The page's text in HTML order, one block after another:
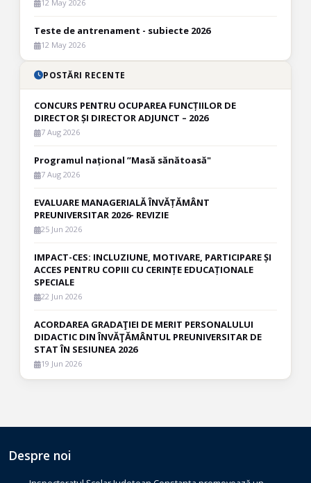
12 May 2026
Teste de antrenament - subiecte 2026
12 May 2026
POSTĂRI RECENTE
CONCURS PENTRU OCUPAREA FUNCȚIILOR DE
DIRECTOR ȘI DIRECTOR ADJUNCT – 2026
7 Aug 2026
Programul național ”Masă sănătoasă"
7 Aug 2026
EVALUARE MANAGERIALĂ ÎNVĂȚĂMÂNT
PREUNIVERSITAR 2026- REVIZIE
25 Jun 2026
IMPACT-CES: INCLUZIUNE, MOTIVARE, PARTICIPARE ȘI
ACCES PENTRU COPIII CU CERINȚE EDUCAȚIONALE
SPECIALE
22 Jun 2026
ACORDAREA GRADAŢIEI DE MERIT PERSONALULUI
DIDACTIC DIN ÎNVĂŢĂMÂNTUL PREUNIVERSITAR DE
STAT ÎN SESIUNEA 2026
19 Jun 2026
Despre noi